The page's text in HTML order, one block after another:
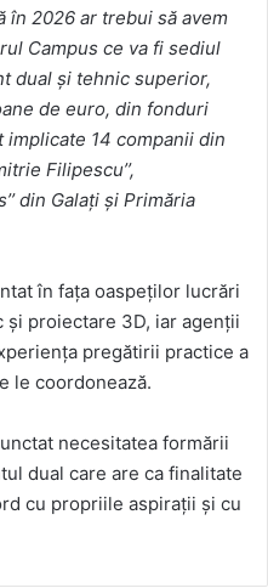
în 2026 ar trebui să avem
Campus ce va fi sediul
dual și tehnic superior,
de euro, din fonduri
14 companii din
Filipescu’’,
din Galați și Primăria
în fața oaspeților lucrări
proiectare 3D, iar agenții
pregătirii practice a
le coordonează.
necesitatea formării
dual care are ca finalitate
cu propriile aspirații și cu